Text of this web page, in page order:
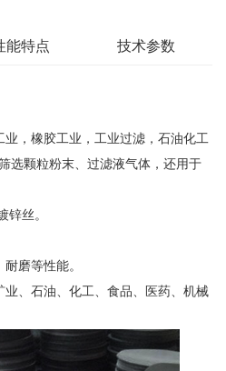
能特点 技术参数
，橡胶工业，工业过滤，石油化工
选颗粒粉末、过滤液气体，还用于
锌丝。
磨等性能。
、石油、化工、食品、医药、机械